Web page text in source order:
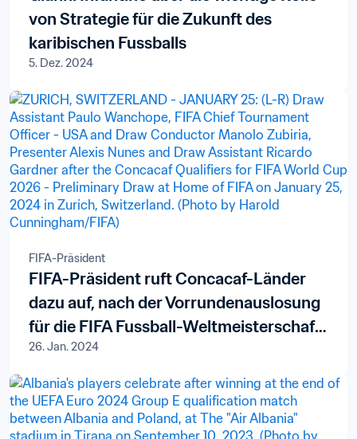
von Strategie für die Zukunft des
karibischen Fussballs
5. Dez. 2024
FIFA-Präsident
FIFA-Präsident ruft Concacaf-Länder
dazu auf, nach der Vorrundenauslosung
für die FIFA Fussball-Weltmeisterschaft
26™ weiter zu träumen
26. Jan. 2024